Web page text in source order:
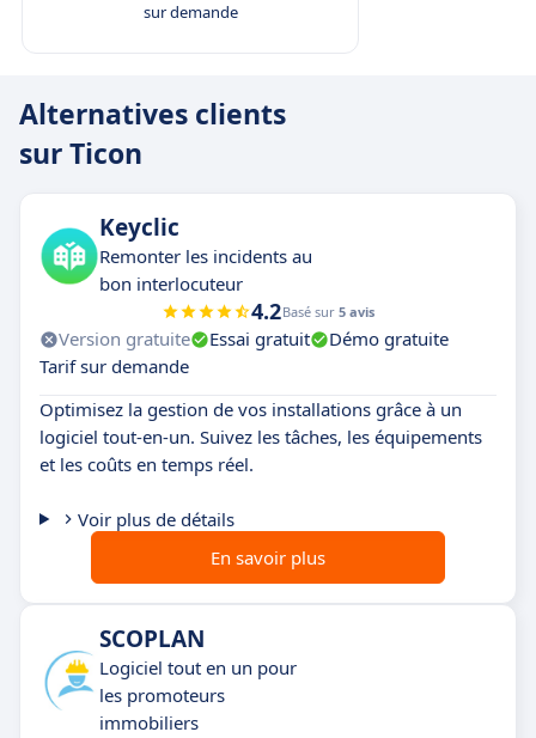
sur demande
Alternatives clients
sur Ticon
Keyclic
Remonter les incidents au
bon interlocuteur
4.2Basé sur 5 avis
Version gratuite Essai gratuit
Démo gratuite
Tarif sur demande
Optimisez la gestion de vos installations grâce à un
logiciel tout-en-un. Suivez les tâches, les équipements
et les coûts en temps réel.
Voir plus de détails
En savoir plus
SCOPLAN
Logiciel tout en un pour
les promoteurs
immobiliers